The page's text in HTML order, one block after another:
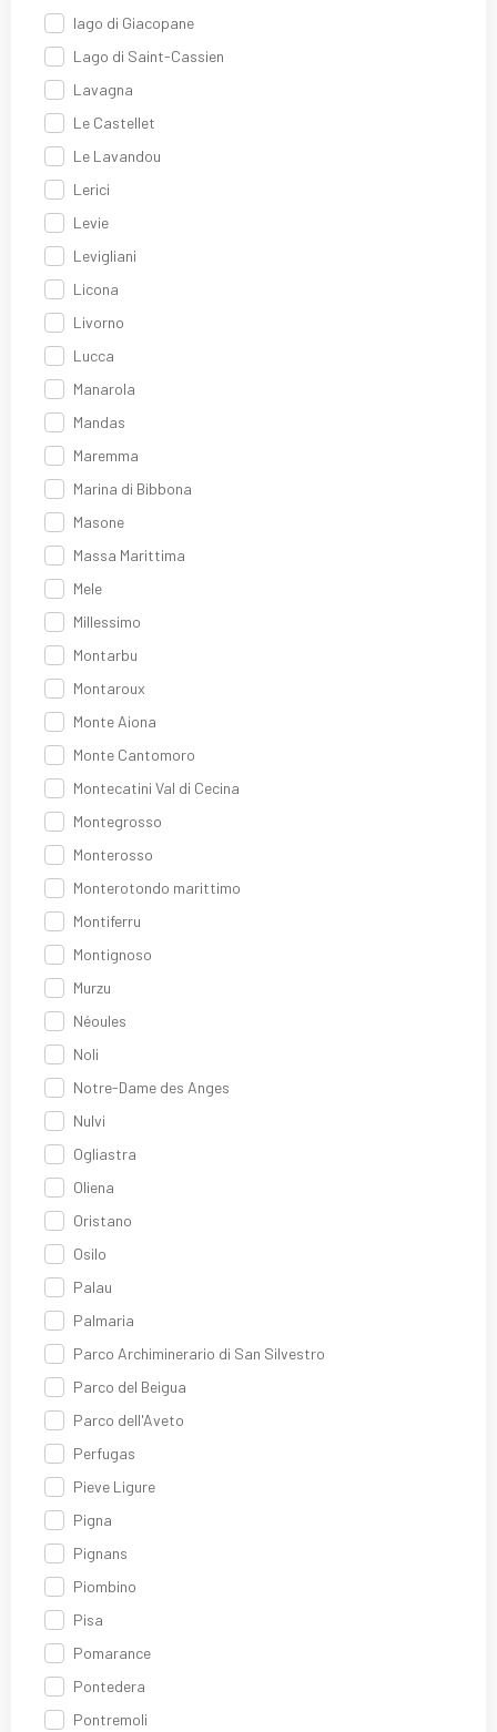
lago di Giacopane
Lago di Saint-Cassien
Lavagna
Le Castellet
Le Lavandou
Lerici
Levie
Levigliani
Licona
Livorno
Lucca
Manarola
Mandas
Maremma
Marina di Bibbona
Masone
Massa Marittima
Mele
Millessimo
Montarbu
Montaroux
Monte Aiona
Monte Cantomoro
Montecatini Val di Cecina
Montegrosso
Monterosso
Monterotondo marittimo
Montiferru
Montignoso
Murzu
Néoules
Noli
Notre-Dame des Anges
Nulvi
Ogliastra
Oliena
Oristano
Osilo
Palau
Palmaria
Parco Archiminerario di San Silvestro
Parco del Beigua
Parco dell'Aveto
Perfugas
Pieve Ligure
Pigna
Pignans
Piombino
Pisa
Pomarance
Pontedera
Pontremoli